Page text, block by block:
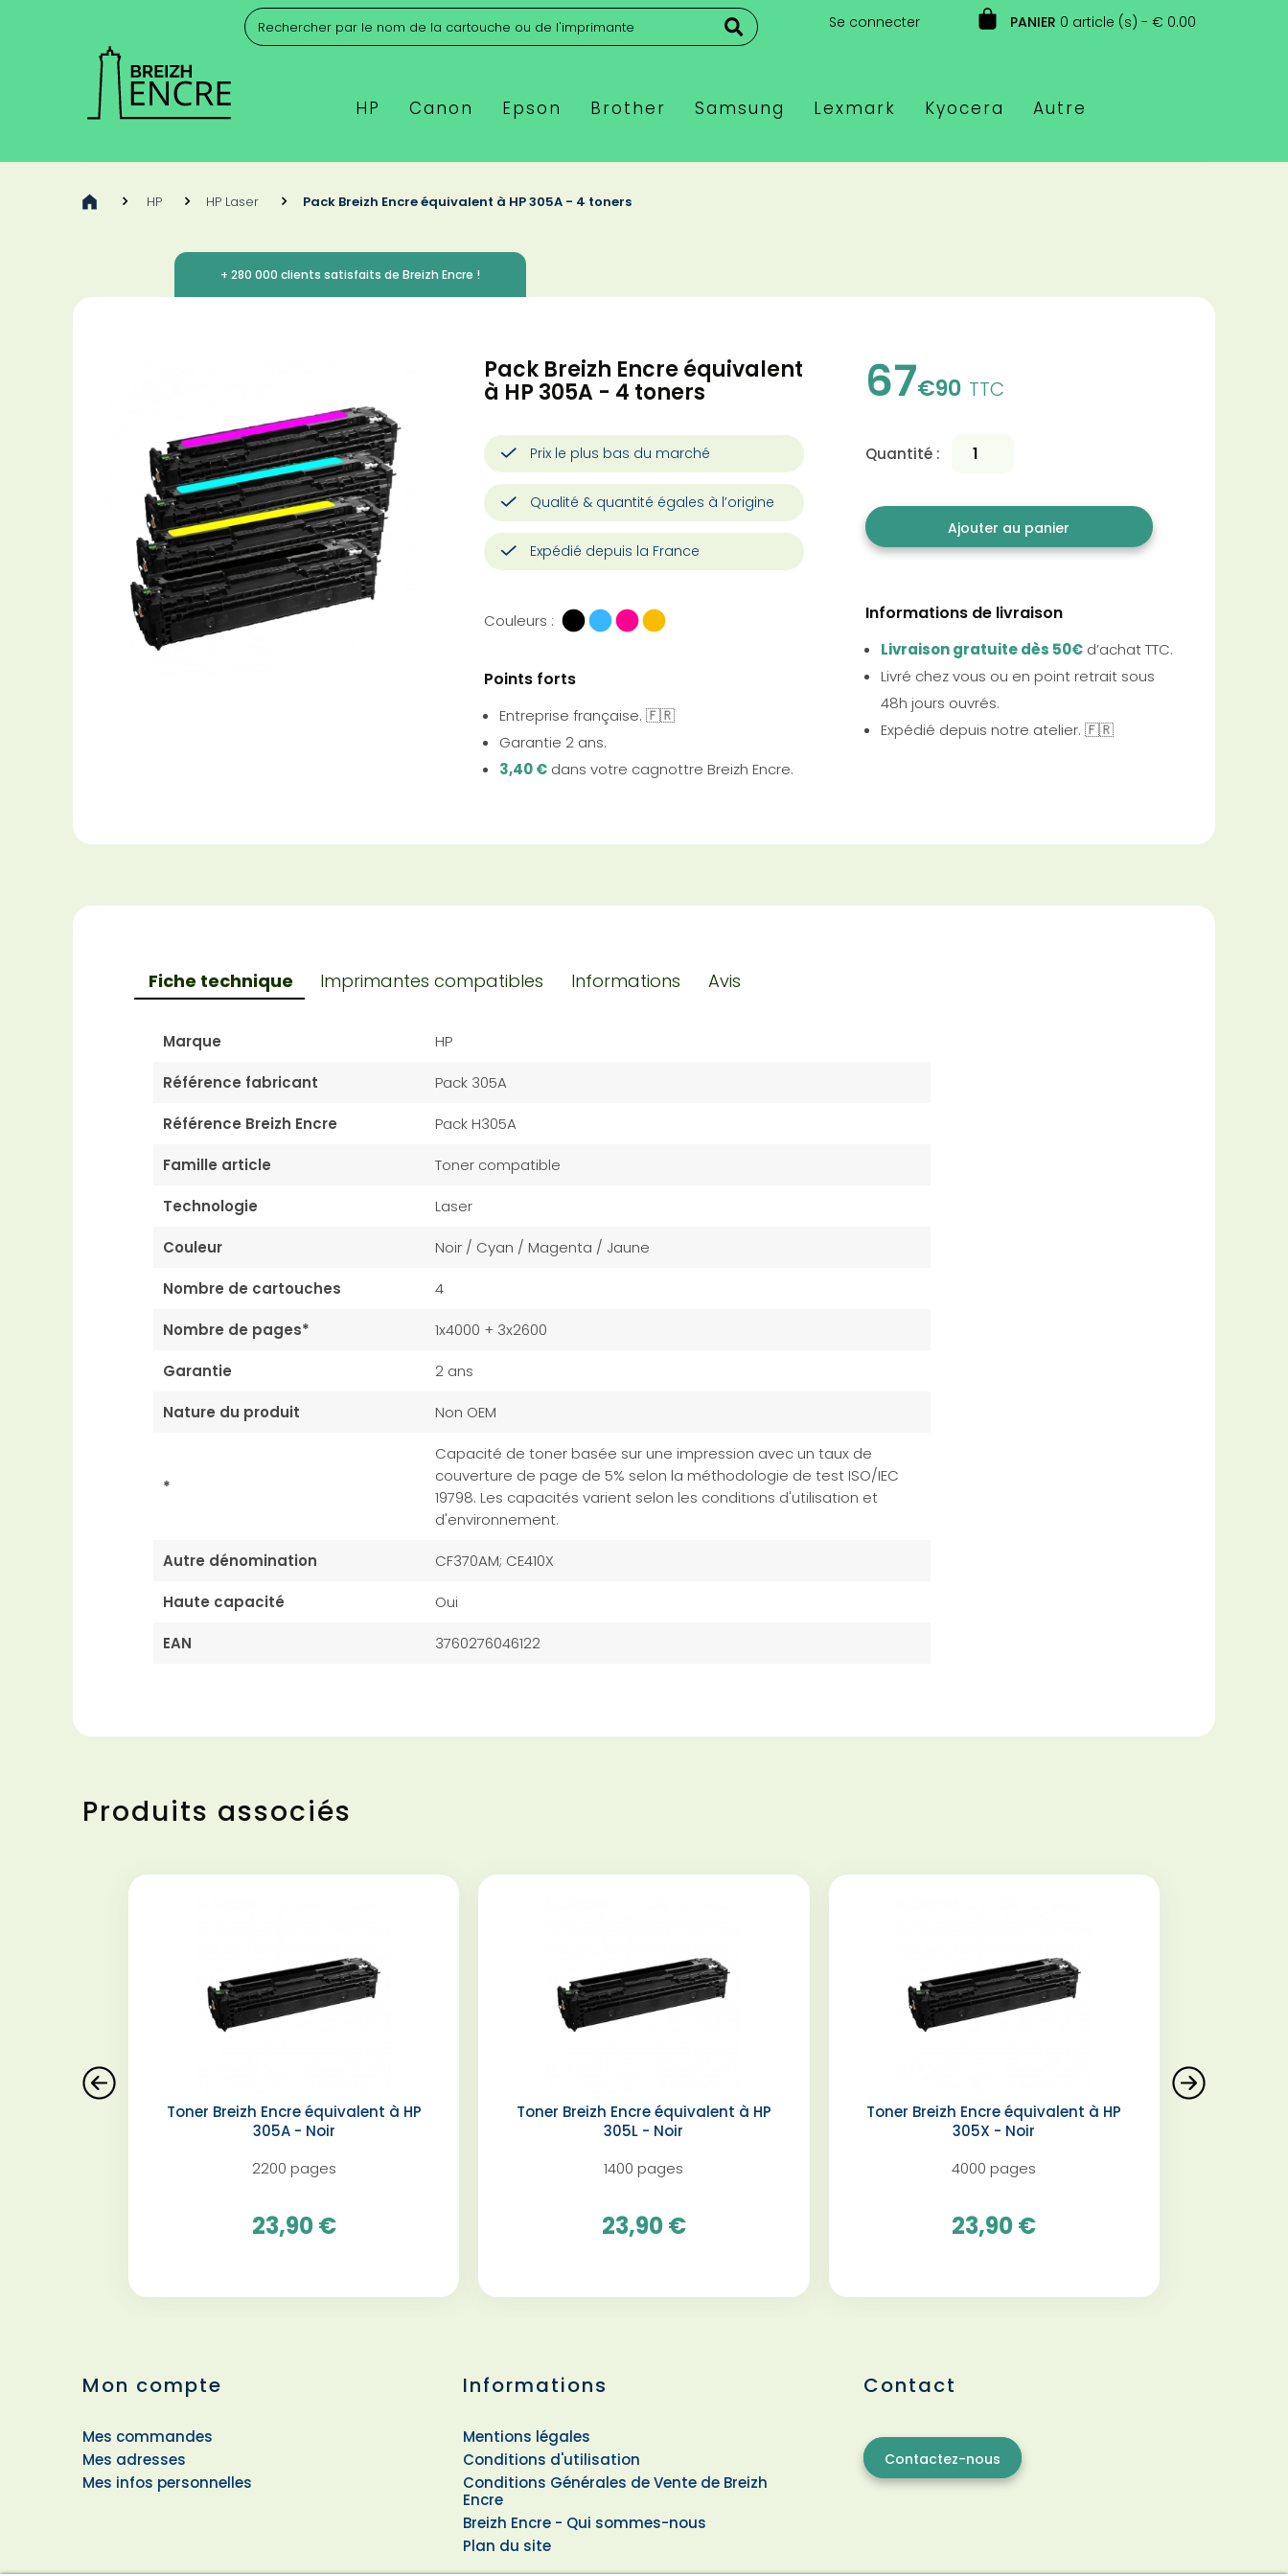
Se connecter PANIER 0 article (s) - € 0.00
HP Canon Epson Brother Samsung Lexmark Kyocera Autre
HP HP Laser Pack Breizh Encre équivalent à HP 305A - 4 toners
+ 280 000 clients satisfaits de Breizh Encre !
Pack Breizh Encre équivalent
à HP 305A - 4 toners
Prix le plus bas du marché
Qualité & quantité égales à l’origine
Expédié depuis la France
Couleurs :
Points forts
Entreprise française. 🇫🇷
Garantie 2 ans.
3,40 € dans votre cagnottre Breizh Encre.
67€90 TTC
Quantité :
Ajouter au panier
Informations de livraison
Livraison gratuite dès 50€d’achat TTC.
Livré chez vous ou en point retrait sous
48h jours ouvrés.
Expédié depuis notre atelier. 🇫🇷
Fiche technique Imprimantes compatibles Informations Avis
Marque HP
Référence fabricant Pack 305A
Référence Breizh Encre Pack H305A
Famille article Toner compatible
Technologie Laser
Couleur Noir / Cyan / Magenta / Jaune
Nombre de cartouches 4
Nombre de pages* 1x4000 + 3x2600
Garantie 2 ans
Nature du produit Non OEM
*
Capacité de toner basée sur une impression avec un taux de
couverture de page de 5% selon la méthodologie de test ISO/IEC
19798. Les capacités varient selon les conditions d'utilisation et
d'environnement.
Autre dénomination CF370AM; CE410X
Haute capacité Oui
EAN 3760276046122
Produits associés
Toner Breizh Encre équivalent à HP
305A - Noir
2200 pages
23,90 €
Toner Breizh Encre équivalent à HP
305L - Noir
1400 pages
23,90 €
Toner Breizh Encre équivalent à HP
305X - Noir
4000 pages
23,90 €
Mon compte
Mes commandes
Mes adresses
Mes infos personnelles
Informations
Mentions légales
Conditions d'utilisation
Conditions Générales de Vente de Breizh
Encre
Breizh Encre - Qui sommes-nous
Plan du site
Contact
Contactez-nous